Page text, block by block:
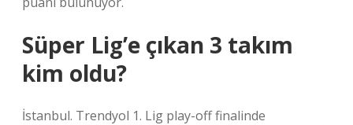
Süper Lig’e çıkan 3 takım
kim oldu?
İstanbul. Trendyol 1. Lig play-off finalinde